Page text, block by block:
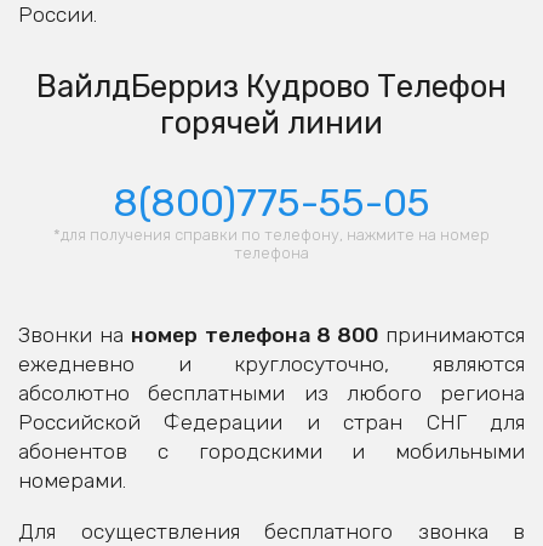
России.
ВайлдБерриз Кудрово Телефон
горячей линии
8(800)775-55-05
*для получения справки по телефону, нажмите на номер
телефона
Звонки на номер телефона 8 800принимаются
ежедневно и круглосуточно, являются
абсолютно бесплатными из любого региона
Российской Федерации и стран СНГ для
абонентов с городскими и мобильными
номерами.
Для осуществления бесплатного звонка в